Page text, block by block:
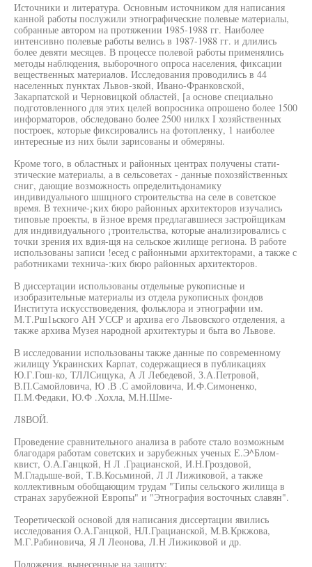
Источники и литература. Основным источником для написания
канной работы послужили этнографические полевые материалы,
собранные автором на протяжении 1985-1988 гг. Наиболее
интенсивно полевые работы велись в 1987-1988 гг. и длились
более девяти месяцев. В процессе полевой работы применялись
методы наблюдения, выборочного опроса населения, фиксации
вещественных материалов. Исследования проводились в 44
населенных пунктах Львов-зкой, Ивано-Франковской,
Закарпатской и Черновицкой областей, [а основе специально
подготовленного для этих целей вопросника опрошено более 1500
информаторов, обследовано более 2500 нилкх I хозяйственных
построек, которые фиксировались на фотопленку, 1 наиболее
интересные из них были зарисованы и обмеряны.
Кроме того, в областных и районных центрах получены стати-
зтические материалы, а в сельсоветах - данные похозяйственных
сниг, дающие возможность определитьдонамику
индивидуального шшцного строительства на селе в советское
время. В техниче-¡ких бюро районных архитекторов изучались
типовые проекты, в йзное время предлагавшиеся застройщикам
для индивидуального ¡троительства, которые анализировались с
точки зрения их вдия-щя на сельское жилище региона. В работе
использованы записи !есед с районными архитекторами, а также с
работниками технича-:ких бюро районных архитекторов.
В диссертации использованы отдельные рукописные и
изобразительные материалы из отдела рукописных фондов
Института искусствоведения, фольклора и этнографии им.
М.Т.Рш1ьского АН УССР и архива его Львовского отделения, а
также архива Музея народной архитектуры и быта во Львове.
В исследовании использованы также данные по современному
жилищу Украинских Карпат, содержащиеся в публикациях
Ю.Г.Гош-ко, ТЛЛСищука, А Л Лебедевой, З.А.Петровой,
В.П.Самойловича, Ю .В .С амойловича, И.Ф.Симоненко,
П.М.Федаки, Ю.Ф .Хохла, М.Н.Шме-
Л8ВОЙ.
Проведение сравнительного анализа в работе стало возможным
благодаря работам советских и зарубежных ученых Е.Э^Блом-
квист, О.А.Ганцкой, Н Л .Грацианской, И.Н.Гроздовой,
М.Гладыше-вой, Т.В.Косьминой, Л Л Лижиковой, а также
коллективным обобщающим трудам "Типы сельского жилища в
странах зарубежной Европы" и "Этнография восточных славян".
Теоретической основой для написания диссертации явились
исследования O.A.Ганцкой, НЛ.Грацианской, М.В.Кркжова,
М.Г.Рабиновича, Я Л Леонова, Л.Н Лижиковой и др.
Положения, вынесенные на защиту: